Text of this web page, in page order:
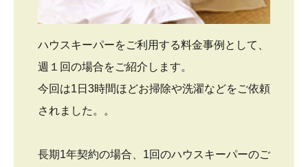
ハウスキーパーをご利用する料金事例として、
週１回の場合をご紹介します。
今回は1日3時間ほどお掃除や洗濯などをご依頼
されました。。
長期1年契約の場合、1回のハウスキーパーのご